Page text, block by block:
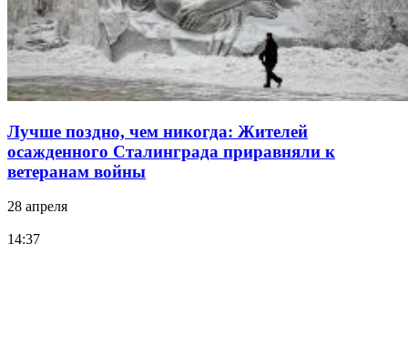
Лучше поздно, чем никогда: Жителей
осажденного Сталинграда приравняли к
ветеранам войны
28 апреля
14:37